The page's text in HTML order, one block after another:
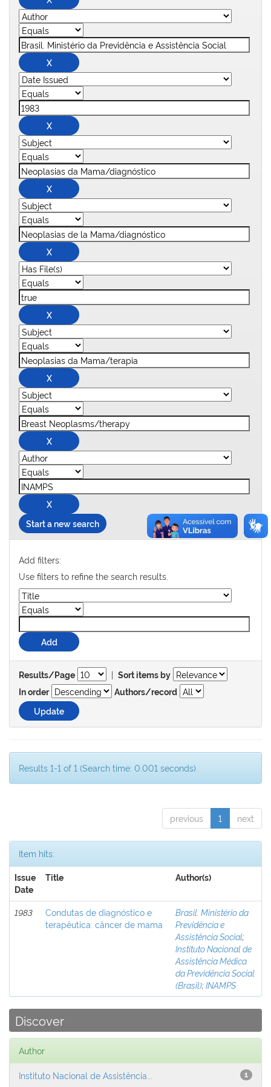
Start a new search
Add filters:
Use filters to refine the search results.
Results/Page | Sort items by
In order
Authors/record
Results 1-1 of 1 (Search time: 0.001 seconds).
previous 1 next
Item hits:
Issue
Date
Title Author(s)
1983
Condutas de diagnóstico e
terapêutica: câncer de mama
Brasil. Ministério da
Previdência e
Assistência Social;
Instituto Nacional de
Assistência Médica
da Previdência Social
(Brasil);INAMPS
Discover
Author
1
Instituto Nacional de Assistência...